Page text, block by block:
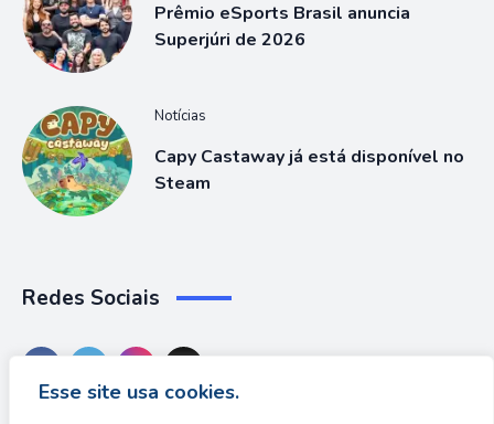
Esse site usa cookies.
Prêmio eSports Brasil anuncia
Superjúri de 2026
Notícias
Capy Castaway já está disponível no
Steam
Redes Sociais